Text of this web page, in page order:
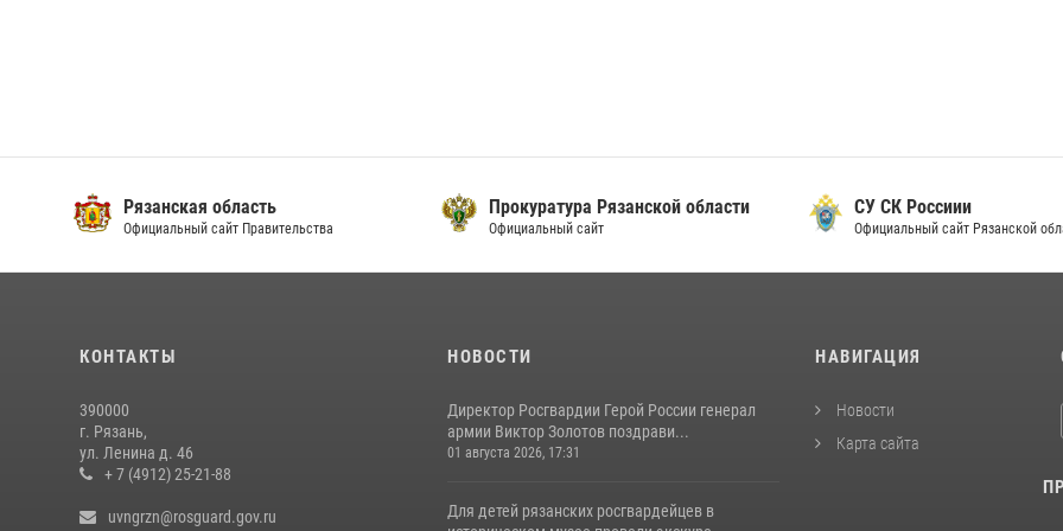
Рязанская область
Официальный сайт Правительства
Прокуратура Рязанской области
Официальный сайт
СУ СК Россиии
Официальный сайт Рязанской
КОНТАКТЫ
390000
г. Рязань,
ул. Ленина д. 46
+ 7 (4912) 25-21-88
uvngrzn@rosguard.gov.ru
НОВОСТИ
Директор Росгвардии Герой России генерал
армии Виктор Золотов поздрави...
01 августа 2026, 17:31
Для детей рязанских росгвардейцев в
НАВИГАЦИЯ
Новости
Карта сайта